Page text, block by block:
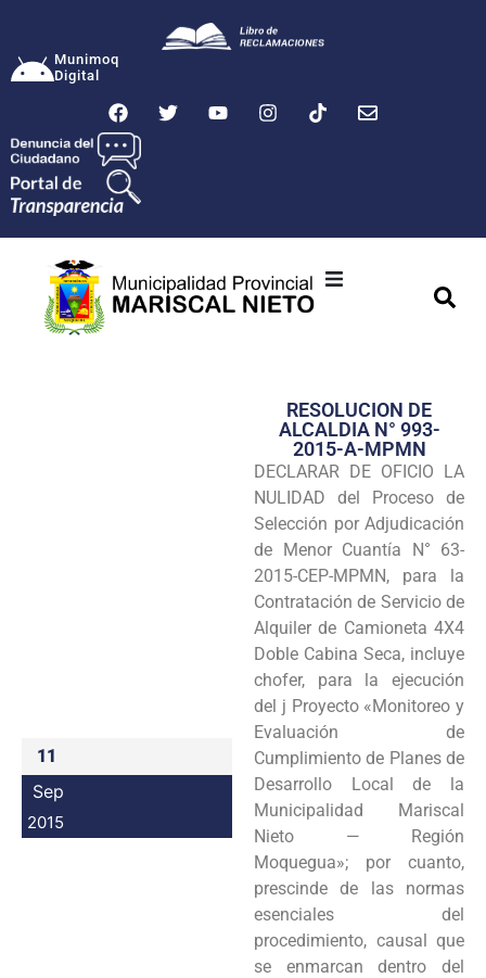
Munimoq
Digital
Transparencia
Seguridad
Programas
Intranet
11
Sep
2015
RESOLUCION DE
ALCALDIA N° 993-
2015-A-MPMN
DECLARAR DE OFICIO LA
NULIDAD del Proceso de
Selección por Adjudicación
de Menor Cuantía N° 63-
2015-CEP-MPMN, para la
Contratación de Servicio de
Alquiler de Camioneta 4X4
Doble Cabina Seca, incluye
chofer, para la ejecución
del j Proyecto «Monitoreo y
Evaluación de
Cumplimiento de Planes de
Desarrollo Local de la
Municipalidad Mariscal
Nieto — Región
Moquegua»; por cuanto,
prescinde de las normas
esenciales del
procedimiento, causal que
se enmarcan dentro del